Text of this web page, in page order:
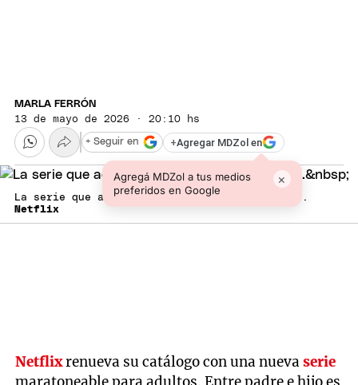
MARLA FERRÓN
13 de mayo de 2026 · 20:10 hs
+Agregar MDZol en
Agregá MDZol a tus medios
preferidos en Google
×
+ Seguir en
La serie que acaba de estrenar para celulares.
Netflix
Netflixrenueva su catálogo con una nuevaserie
maratoneable para adultos. Entre padre e hijo es